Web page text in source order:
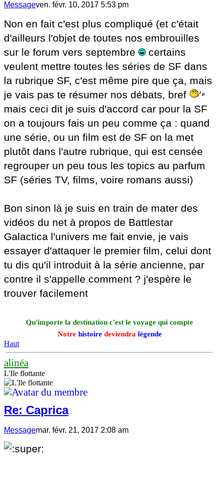
Messageven. févr. 10, 2017 5:53 pm
Non en fait c'est plus compliqué (et c'était
d'ailleurs l'objet de toutes nos embrouilles
sur le forum vers septembre
certains
veulent mettre toutes les séries de SF dans
la rubrique SF, c'est même pire que ça, mais
je vais pas te résumer nos débats, bref
mais ceci dit je suis d'accord car pour la SF
on a toujours fais un peu comme ça : quand
une série, ou un film est de SF on la met
plutôt dans l'autre rubrique, qui est censée
regrouper un peu tous les topics au parfum
SF (séries TV, films, voire romans aussi)
Bon sinon là je suis en train de mater des
vidéos du net à propos de Battlestar
Galactica l'univers me fait envie, je vais
essayer d'attaquer le premier film, celui dont
tu dis qu'il introduit à la série ancienne, par
contre il s'appelle comment ? j'espère le
trouver facilement
Qu'importe la destination c'est le voyage qui compte
Notre histoire deviendra légende
Haut
alinéa
L'Ile flottante
Re: Caprica
Messagemar. févr. 21, 2017 2:08 am